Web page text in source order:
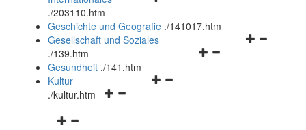
und
schließen
./203110.htm
Geschichte und Geografie ./141017.htm
Navigationsmenü
Gesellschaft und Soziales
./139.htm
Navigationsmenü
Gesundheit ./141.htm
Navigationsmenü
Kultur
./kultur.htm
Navigationsmenü